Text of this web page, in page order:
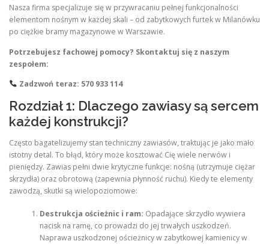
Nasza firma specjalizuje się w przywracaniu pełnej funkcjonalności
elementom nośnym w każdej skali – od zabytkowych furtek w Milanówku
po ciężkie bramy magazynowe w Warszawie.
Potrzebujesz fachowej pomocy? Skontaktuj się z naszym
zespołem:
Zadzwoń teraz: 570 933 114
Rozdział 1: Dlaczego zawiasy są sercem
każdej konstrukcji?
Często bagatelizujemy stan techniczny zawiasów, traktując je jako mało
istotny detal. To błąd, który może kosztować Cię wiele nerwów i
pieniędzy. Zawias pełni dwie krytyczne funkcje: nośną (utrzymuje ciężar
skrzydła) oraz obrotową (zapewnia płynność ruchu). Kiedy te elementy
zawodzą, skutki są wielopoziomowe:
Destrukcja ościeżnic i ram: Opadające skrzydło wywiera
nacisk na ramę, co prowadzi do jej trwałych uszkodzeń.
Naprawa uszkodzonej ościeżnicy w zabytkowej kamienicy w